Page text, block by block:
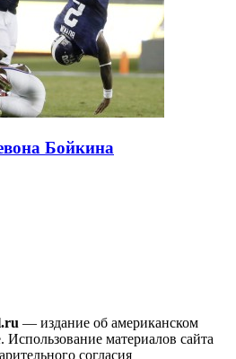
Бойкина
— издание об американском
Использование материалов cайта
согласия